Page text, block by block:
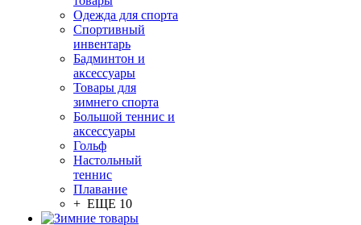
Одежда для спорта
Спортивный
инвентарь
Бадминтон и
аксессуары
Товары для
зимнего спорта
Большой теннис и
аксессуары
Гольф
Настольный
теннис
Плавание
+ ЕЩЕ 10